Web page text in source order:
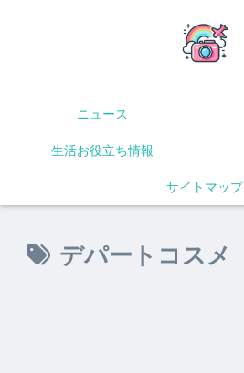
ニュース
生活お役立ち情報
サイトマップ
デパートコスメ